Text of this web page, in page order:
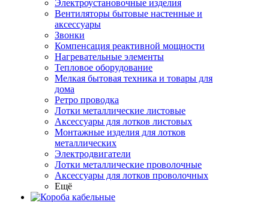
Электроустановочные изделия
Вентиляторы бытовые настенные и
аксессуары
Звонки
Компенсация реактивной мощности
Нагревательные элементы
Тепловое оборудование
Мелкая бытовая техника и товары для
дома
Ретро проводка
Лотки металлические листовые
Аксессуары для лотков листовых
Монтажные изделия для лотков
металлических
Электродвигатели
Лотки металлические проволочные
Аксессуары для лотков проволочных
Ещё